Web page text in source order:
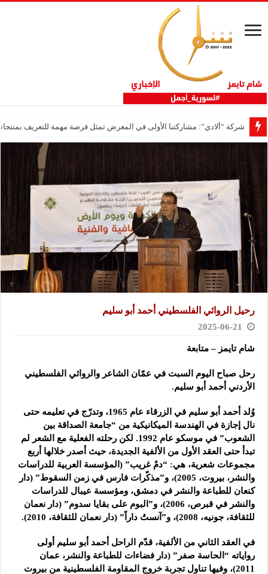
شركة “ألادي”: مشاركتنا الأولى في المعرض تمثل فرصة مهمة للتعريف
رحيل الروائي الفلسطيني أحمد أبو سليم
2025-06-21
شام تايمز – متابعة
رحل صباح اليوم السبت في عمّان الشاعر والروائي الفلسطيني
الأردني أحمد أبو سليم.
وُلد أحمد أبو سليم في الزرقاء عام 1965، وتدرّج في تعليمه حتى
نال إجازة في الهندسة الميكانيكية من “جامعة الصداقة بين
الشعوب” في موسكو عام 1992. لكن رحلته الفعلية مع الشعر لم
تبدأ حتى العقد الأول من الألفية الجديدة، حيث أصدر خلالها أربع
مجموعات شعرية، هي: “دمٌ غريب” (المؤسسة العربية للدراسات
والنشر، بيروت، 2005)، و”مذكّرات فارس في زمن السقوط” (دار
كنعان للطباعة والنشر في دمشق، ومؤسسة عيبال للدراسات
والنشر في قبرص، 2006)، و”البوم على بقايا سدوم” (دار نعمان
للثقافة، جونيه، 2008)، و”آنستُ داراً” (دار نعمان للثقافة، 2010).
في العقد الثاني من الألفية، قدّم الراحل أحمد أبو سليم أولى
رواياته “الحاسة صفر” (دار فضاءات للطباعة والنشر، عمان
2011)، وفيها تناول تجربة خروج المقاومة الفلسطينية من بيروت